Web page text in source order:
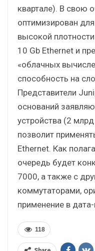
квартале). В свою
оптимизирован
высокой
10 Gb Ethernet и
«облачных
способность на
Представители
оснований
устройства (2
позволит
Ethernet. Как
очередь будет
7000, а также с
коммутаторами,
применение в дата-
118